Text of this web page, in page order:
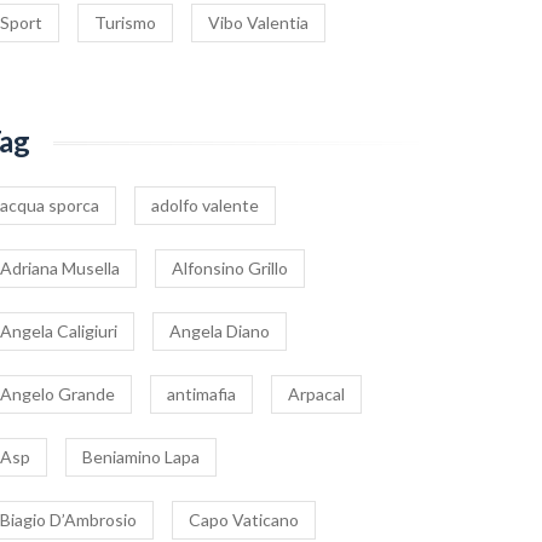
Sport Turismo Vibo Valentia
acqua sporca adolfo valente
Adriana Musella Alfonsino Grillo
Angela Caligiuri Angela Diano
Angelo Grande antimafia Arpacal
Asp Beniamino Lapa
Biagio D’Ambrosio Capo Vaticano